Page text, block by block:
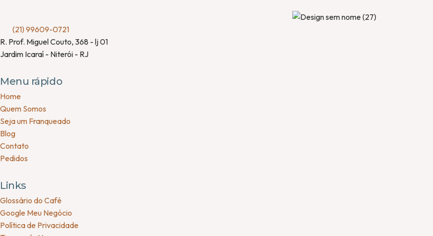
(21) 99609-0721
R. Prof. Miguel Couto, 368 - lj 01
Jardim Icaraí - Niterói - RJ
Menu rápido
Home
Quem Somos
Seja um Franqueado
Blog
Contato
Pedidos
Links
Glossário do Café
Google Meu Negócio
Política de Privacidade